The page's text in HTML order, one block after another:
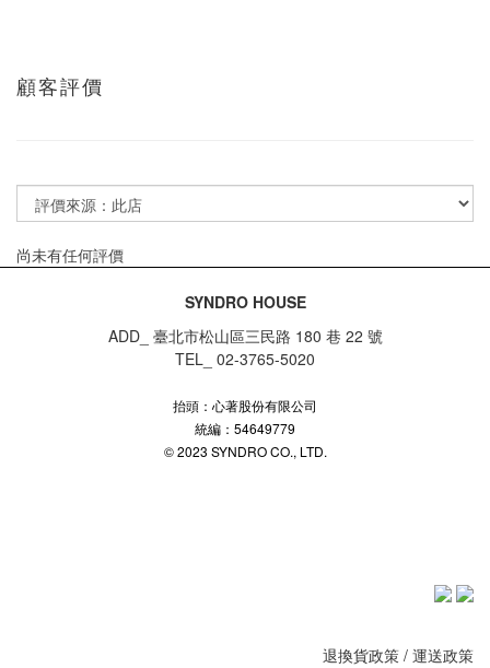
顧客評價
尚未有任何評價
SYNDRO HOUSE
ADD_ 臺北市松山區三民路 180 巷 22 號
TEL_ 02-3765-5020
抬頭：心著股份有限公司
統編：54649779
© 2023 SYNDRO CO., LTD.
退換貨政策 / 運送政策